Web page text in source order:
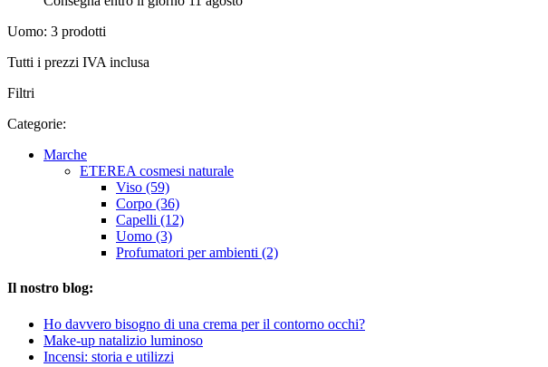
Uomo: 3 prodotti
Tutti i prezzi IVA inclusa
Filtri
Categorie:
Marche
ETEREA cosmesi naturale
Viso (59)
Corpo (36)
Capelli (12)
Uomo (3)
Profumatori per ambienti (2)
Il nostro blog:
Ho davvero bisogno di una crema per il contorno occhi?
Make-up natalizio luminoso
Incensi: storia e utilizzi